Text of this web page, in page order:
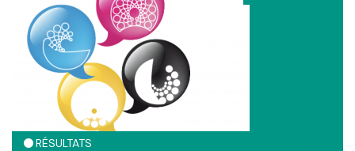
RÉSULTATS